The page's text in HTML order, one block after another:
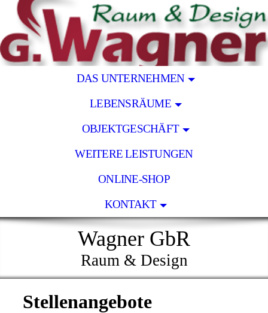
DAS UNTERNEHMEN
LEBENSRÄUME
OBJEKTGESCHÄFT
WEITERE LEISTUNGEN
ONLINE-SHOP
KONTAKT
Wagner GbR
Raum & Design
Stellenangebote